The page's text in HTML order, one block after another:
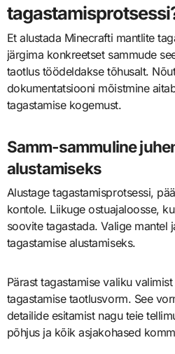
Et alustada Minecrafti mantlite
järgima konkreetset sammude
taotlus töödeldakse tõhusalt.
dokumentatsiooni mõistmine
tagastamise kogemust.
Samm-sammuline
alustamiseks
Alustage tagastamisprotsessi,
kontole. Liikuge ostuajaloosse,
soovite tagastada. Valige mantel
tagastamise alustamiseks.
Pärast tagastamise valiku
tagastamise taotlusvorm. See
detailide esitamist nagu teie
põhjus ja kõik asjakohased